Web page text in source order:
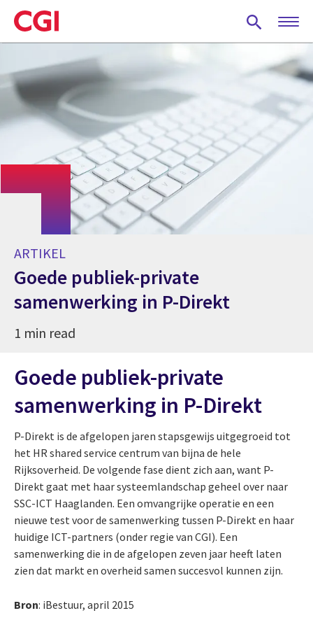
Skip
to
main
ARTIKEL
Goede publiek-private
samenwerking in P-Direkt
1 min read
Goede publiek-private
samenwerking in P-Direkt
P-Direkt is de afgelopen jaren stapsgewijs uitgegroeid tot
het HR shared service centrum van bijna de hele
Rijksoverheid. De volgende fase dient zich aan, want P-
Direkt gaat met haar systeemlandschap geheel over naar
SSC-ICT Haaglanden. Een omvangrijke operatie en een
nieuwe test voor de samenwerking tussen P-Direkt en haar
huidige ICT-partners (onder regie van CGI). Een
samenwerking die in de afgelopen zeven jaar heeft laten
zien dat markt en overheid samen succesvol kunnen zijn.
Bron: iBestuur, april 2015